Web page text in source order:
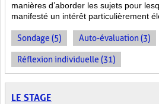
manières d’aborder les sujets pour
manifesté un intérêt particulièrement
Sondage (5) Auto-évaluation (3)
Réflexion individuelle (31)
LE STAGE